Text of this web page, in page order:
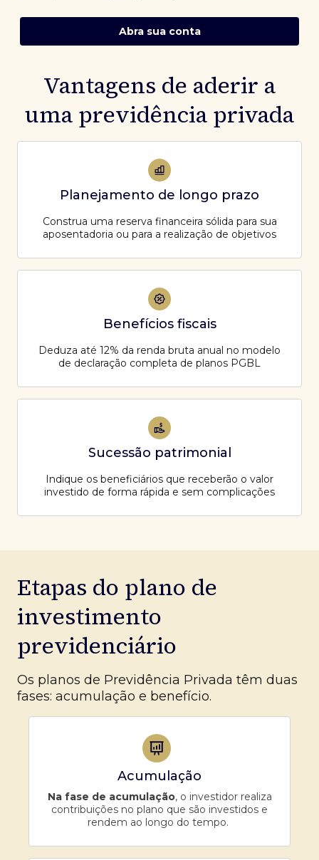
Abra sua conta
Vantagens de aderir a
uma previdência privada
Planejamento de longo prazo
Construa uma reserva financeira sólida para sua
aposentadoria ou para a realização de objetivos
Benefícios fiscais
Deduza até 12% da renda bruta anual no modelo
de declaração completa de planos PGBL
Sucessão patrimonial
Indique os beneficiários que receberão o valor
investido de forma rápida e sem complicações
Etapas do plano de
investimento
previdenciário
Os planos de Previdência Privada têm duas
fases: acumulação e benefício.
Acumulação
Na fase de acumulação, o investidor realiza
contribuições no plano que são investidos e
rendem ao longo do tempo.